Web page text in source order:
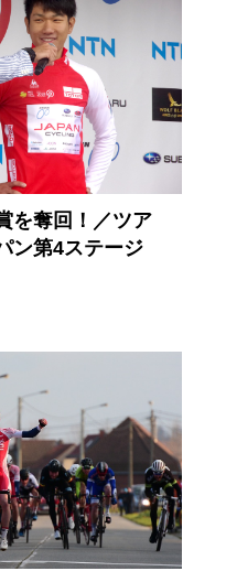
を奪回！／ツア
ン第4ステージ